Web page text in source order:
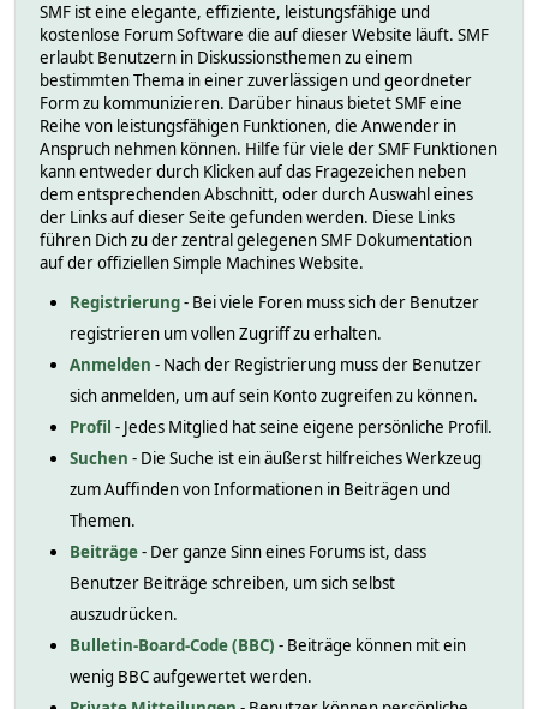
SMF ist eine elegante, effiziente, leistungsfähige und
kostenlose Forum Software die auf dieser Website läuft. SMF
erlaubt Benutzern in Diskussionsthemen zu einem
bestimmten Thema in einer zuverlässigen und geordneter
Form zu kommunizieren. Darüber hinaus bietet SMF eine
Reihe von leistungsfähigen Funktionen, die Anwender in
Anspruch nehmen können. Hilfe für viele der SMF Funktionen
kann entweder durch Klicken auf das Fragezeichen neben
dem entsprechenden Abschnitt, oder durch Auswahl eines
der Links auf dieser Seite gefunden werden. Diese Links
führen Dich zu der zentral gelegenen SMF Dokumentation
auf der offiziellen Simple Machines Website.
Registrierung- Bei viele Foren muss sich der Benutzer
registrieren um vollen Zugriff zu erhalten.
Anmelden - Nach der Registrierung muss der Benutzer
sich anmelden, um auf sein Konto zugreifen zu können.
Profil - Jedes Mitglied hat seine eigene persönliche Profil.
Suchen - Die Suche ist ein äußerst hilfreiches Werkzeug
zum Auffinden von Informationen in Beiträgen und
Themen.
Beiträge- Der ganze Sinn eines Forums ist, dass
Benutzer Beiträge schreiben, um sich selbst
auszudrücken.
Bulletin-Board-Code (BBC) - Beiträge können mit ein
wenig BBC aufgewertet werden.